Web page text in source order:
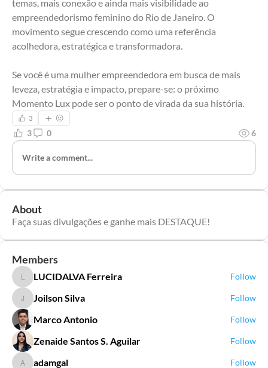
temas, mais conexão e ainda mais visibilidade ao
empreendedorismo feminino do Rio de Janeiro. O
movimento segue crescendo como uma referência
acolhedora, estratégica e transformadora.
Se você é uma mulher empreendedora em busca de mais
leveza, estratégia e impacto, prepare-se: o próximo
Momento Lux pode ser o ponto de virada da sua história.
3
3 0 6
Write a comment...
About
Faça suas divulgações e ganhe mais DESTAQUE!
Members
LUCIDALVA Ferreira
LUCIDALVA Ferreira Follow
Joilson Silva
Joilson Silva Follow
Marco Antonio Follow
Zenaide Santos S. Aguilar Follow
adamgal Follow